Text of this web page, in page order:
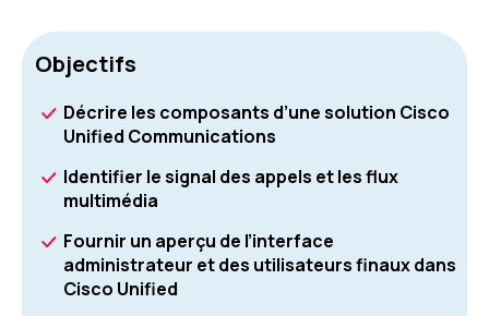
Objectifs
Décrire les composants d’une solution Cisco
Unified Communications
Identifier le signal des appels et les flux
multimédia
Fournir un aperçu de l’interface
administrateur et des utilisateurs finaux dans
Cisco Unified